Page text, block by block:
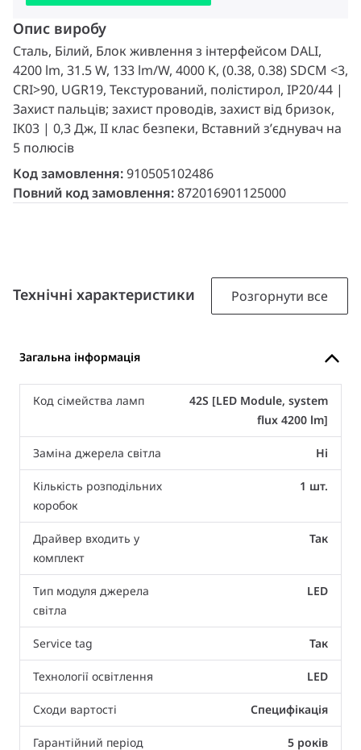
Опис виробу
Сталь, Білий, Блок живлення з інтерфейсом DALI,
4200 lm, 31.5 W, 133 lm/W, 4000 K, (0.38, 0.38) SDCM <3,
CRI>90, UGR19, Текстурований, полістирол, IP20/44 |
Захист пальців; захист проводів, захист від бризок,
IK03 | 0,3 Дж, II клас безпеки, Вставний з’єднувач на
5 полюсів
Код замовлення:910505102486
Повний код замовлення:872016901125000
Технічні характеристики Розгорнути все
Загальна інформація
Код сімейства ламп
42S [LED Module, system
flux 4200 lm]
Заміна джерела світла Ні
Кількість розподільних
коробок
1 шт.
Драйвер входить у
комплект
Так
Тип модуля джерела
світла
LED
Service tag Так
Технології освітлення LED
Сходи вартості Специфікація
Гарантійний період 5 років